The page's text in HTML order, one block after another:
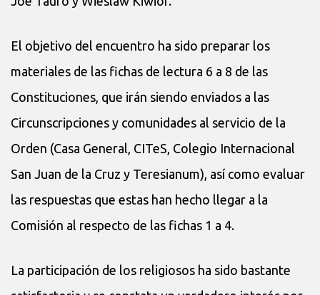
El objetivo del encuentro ha sido preparar los
materiales de las fichas de lectura 6 a 8 de las
Constituciones, que irán siendo enviados a las
Circunscripciones y comunidades al servicio de la
Orden (Casa General, CITeS, Colegio Internacional
San Juan de la Cruz y Teresianum), así como evaluar
las respuestas que estas han hecho llegar a la
Comisión al respecto de las fichas 1 a 4.
La participación de los religiosos ha sido bastante